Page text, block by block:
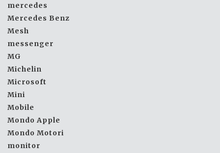
mercedes
Mercedes Benz
Mesh
messenger
MG
Michelin
Microsoft
Mini
Mobile
Mondo Apple
Mondo Motori
monitor